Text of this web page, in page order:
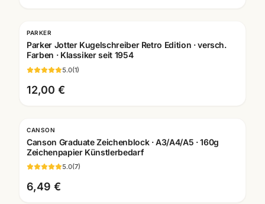
Gravur
PARKER
Parker Jotter Kugelschreiber Retro Edition · versch.
Farben · Klassiker seit 1954
5.0(1)
12,00 €
CANSON
Canson Graduate Zeichenblock · A3/A4/A5 · 160g
Zeichenpapier Künstlerbedarf
5.0(7)
6,49 €